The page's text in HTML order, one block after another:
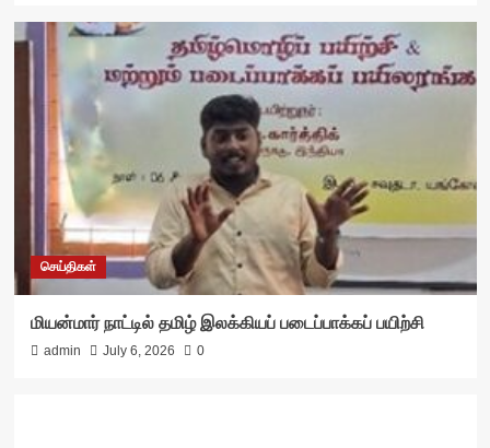
செய்திகள்
மியன்மார் நாட்டில் தமிழ் இலக்கியப் படைப்பாக்கப் பயிற்சி
admin July 6, 2026 0